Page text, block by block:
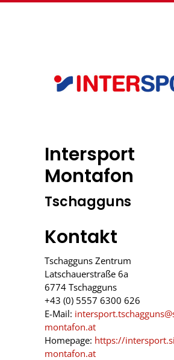
Intersport
Montafon
Tschagguns
Kontakt
Tschagguns Zentrum
Latschauerstraße 6a
6774 Tschagguns
+43 (0) 5557 6300 626
E-Mail:
montafon.at
Homepage: https://
montafon.at